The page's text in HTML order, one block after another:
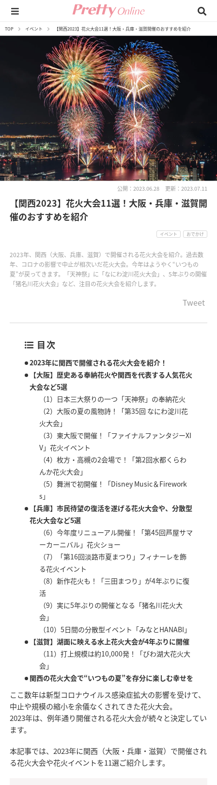
TOP イベント 【関西2023】花火大会11選！大阪・兵庫・滋賀開催のおすすめを紹介
公開：2023.06.28 更新：2023.07.11
【関西2023】花火大会11選！大阪・兵庫・滋賀開
催のおすすめを紹介
イベント おでかけ
2023年、関西（大阪、兵庫、滋賀）で開催される花火大会を紹介。過去数
年、コロナの影響で中止が相次いだ花火大会。今年はようやく“いつもの
夏”が戻ってきます。「天神祭」に「なにわ淀川花火大会」、5年ぶりの開催
「猪名川花火大会」など、注目の花火大会を紹介します。
Tweet
目次
2023年に関西で開催される花火大会を紹介！
【大阪】歴史ある奉納花火や関西を代表する人気花火
大会など5選
（1）日本三大祭りの一つ「天神祭」の奉納花火
（2）大阪の夏の風物詩！「第35回 なにわ淀川花
火大会」
（3）東大阪で開催！「ファイナルファンタジーXI
V」花火イベント
（4）枚方・高槻の2会場で！「第2回水都くらわ
んか花火大会」
（5）舞洲で初開催！「Disney Music＆Firework
s」
【兵庫】市民待望の復活を遂げる花火大会や、分散型
花火大会など5選
（6）今年度リニューアル開催！「第45回芦屋サマ
ーカーニバル」花火ショー
（7）「第16回淡路市夏まつり」フィナーレを飾
る花火イベント
（8）新作花火も！「三田まつり」が4年ぶりに復
活
（9）実に5年ぶりの開催となる「猪名川花火大
会」
（10）5日間の分散型イベント「みなとHANABI」
【滋賀】湖面に映える水上花火大会が4年ぶりに開催
（11）打上規模は約10,000発！「びわ湖大花火大
会」
関西の花火大会で“いつもの夏”を存分に楽しむ幸せを
ここ数年は新型コロナウイルス感染症拡大の影響を受けて、
中止や規模の縮小を余儀なくされてきた花火大会。
2023年は、例年通り開催される花火大会が続々と決定してい
ます。
本記事では、2023年に関西（大阪・兵庫・滋賀）で開催され
る花火大会や花火イベントを11選ご紹介します。